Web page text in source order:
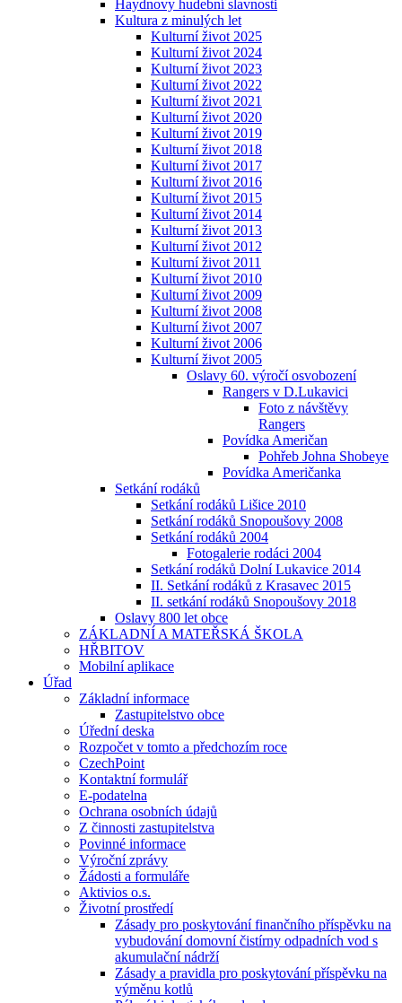
Haydnovy hudební slavnosti
Kultura z minulých let
Kulturní život 2025
Kulturní život 2024
Kulturní život 2023
Kulturní život 2022
Kulturní život 2021
Kulturní život 2020
Kulturní život 2019
Kulturní život 2018
Kulturní život 2017
Kulturní život 2016
Kulturní život 2015
Kulturní život 2014
Kulturní život 2013
Kulturní život 2012
Kulturní život 2011
Kulturní život 2010
Kulturní život 2009
Kulturní život 2008
Kulturní život 2007
Kulturní život 2006
Kulturní život 2005
Oslavy 60. výročí osvobození
Rangers v D.Lukavici
Foto z návštěvy
Rangers
Povídka Američan
Pohřeb Johna Shobeye
Povídka Američanka
Setkání rodáků
Setkání rodáků Lišice 2010
Setkání rodáků Snopoušovy 2008
Setkání rodáků 2004
Fotogalerie rodáci 2004
Setkání rodáků Dolní Lukavice 2014
II. Setkání rodáků z Krasavec 2015
II. setkání rodáků Snopoušovy 2018
Oslavy 800 let obce
ZÁKLADNÍ A MATEŘSKÁ ŠKOLA
HŘBITOV
Mobilní aplikace
Úřad
Základní informace
Zastupitelstvo obce
Úřední deska
Rozpočet v tomto a předchozím roce
CzechPoint
Kontaktní formulář
E-podatelna
Ochrana osobních údajů
Z činnosti zastupitelstva
Povinné informace
Výroční zprávy
Žádosti a formuláře
Aktivios o.s.
Životní prostředí
Zásady pro poskytování finančního příspěvku na
vybudování domovní čistírny odpadních vod s
akumulační nádrží
Zásady a pravidla pro poskytování příspěvku na
výměnu kotlů